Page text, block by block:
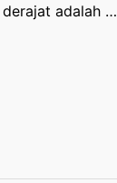
adalah …